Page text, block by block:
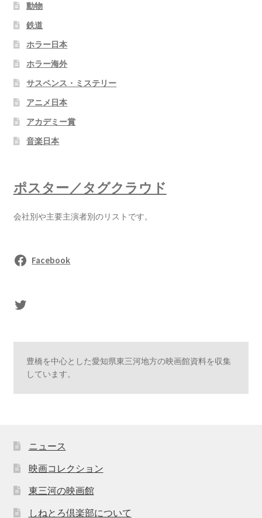
動物
鉄道
ホラー日本
ホラー海外
サスペンス・ミステリー
アニメ日本
アカデミー賞
音楽日本
ポスター／タグクラウド
会社別や主要主演者別のリストです。
Facebook
sasaki's Twitter
豊橋を中心とした愛知県東三河地方の映画館資料を収集
しています。
ニュース
映画コレクション
東三河の映画館
しねとろ倶楽部について